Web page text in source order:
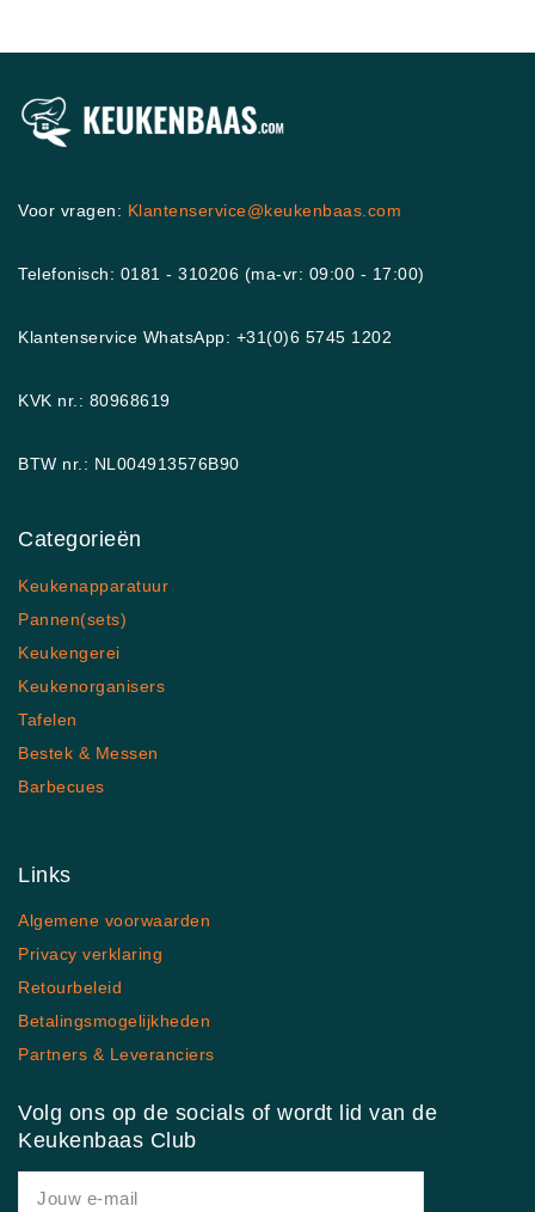
Voor vragen: Klantenservice@keukenbaas.com
Telefonisch: 0181 - 310206 (ma-vr: 09:00 - 17:00)
Klantenservice WhatsApp: +31(0)6 5745 1202
KVK nr.: 80968619
BTW nr.: NL004913576B90
Categorieën
Keukenapparatuur
Pannen(sets)
Keukengerei
Keukenorganisers
Tafelen
Bestek & Messen
Barbecues
Links
Algemene voorwaarden
Privacy verklaring
Retourbeleid
Betalingsmogelijkheden
Partners & Leveranciers
Volg ons op de socials of wordt lid van de
Keukenbaas Club